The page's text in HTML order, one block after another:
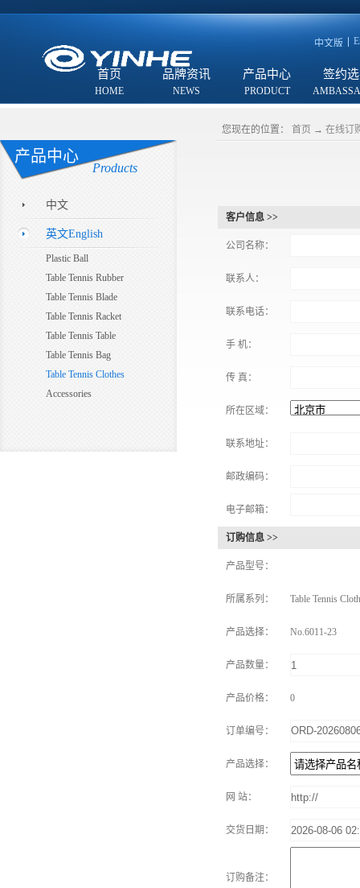
中文版
首页 品牌资讯 产品中心 签约
产品中心
Products
中文
英文English
Plastic Ball
Table Tennis Rubber
Table Tennis Blade
Table Tennis Racket
Table Tennis Table
Table Tennis Bag
Table Tennis Clothes
Accessories
您现在的位置： 首页 → 在线订
客户信息 >>
公司名称：
联系人：
联系电话：
手 机：
传 真：
所在区域：
联系地址：
邮政编码：
电子邮箱：
订购信息 >>
产品型号：
所属系列： Table Tennis
产品选择： No.6011-23
产品数量：
产品价格： 0
订单编号：
产品选择：
网 站：
交货日期：
订购备注：